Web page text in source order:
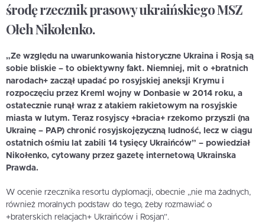
środę rzecznik prasowy ukraińskiego MSZ
Ołeh Nikołenko.
„Ze względu na uwarunkowania historyczne Ukraina i Rosją są
sobie bliskie – to obiektywny fakt. Niemniej, mit o +bratnich
narodach+ zaczął upadać po rosyjskiej aneksji Krymu i
rozpoczęciu przez Kreml wojny w Donbasie w 2014 roku, a
ostatecznie runął wraz z atakiem rakietowym na rosyjskie
miasta w lutym. Teraz rosyjscy +bracia+ rzekomo przyszli (na
Ukrainę – PAP) chronić rosyjskojęzyczną ludność, lecz w ciągu
ostatnich ośmiu lat zabili 14 tysięcy Ukraińców” – powiedział
Nikołenko, cytowany przez gazetę internetową Ukrainska
Prawda.
W ocenie rzecznika resortu dyplomacji, obecnie „nie ma żadnych,
również moralnych podstaw do tego, żeby rozmawiać o
+braterskich relacjach+ Ukraińców i Rosjan”.